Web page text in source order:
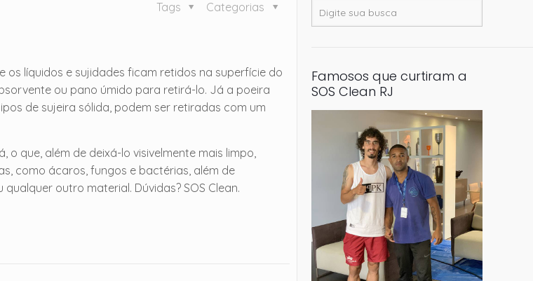
Categorias
Tags
os líquidos e sujidades ficam retidos na superfície do
ou pano úmido para retirá-lo. Já a poeira
de sujeira sólida, podem ser retiradas com um
que, além de deixá-lo visivelmente mais limpo,
como ácaros, fungos e bactérias, além de
outro material. Dúvidas? SOS Clean.
Famosos que curtiram a
SOS Clean RJ